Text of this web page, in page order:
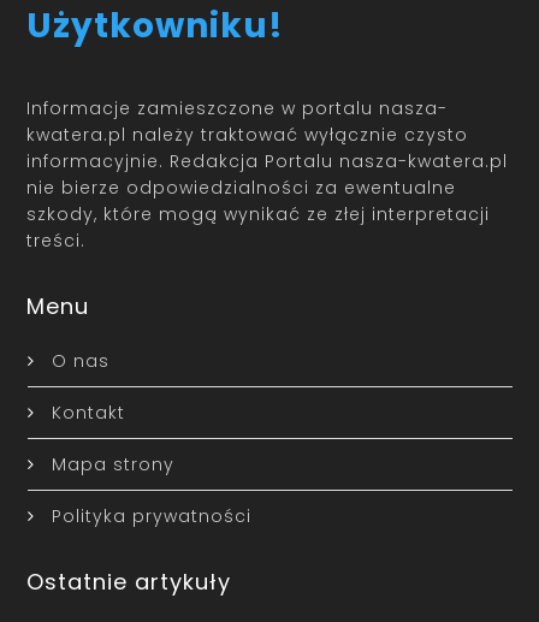
Użytkowniku!
Informacje zamieszczone w portalu nasza-
kwatera.pl należy traktować wyłącznie czysto
informacyjnie. Redakcja Portalu nasza-kwatera.pl
nie bierze odpowiedzialności za ewentualne
szkody, które mogą wynikać ze złej interpretacji
treści.
Menu
O nas
Kontakt
Mapa strony
Polityka prywatności
Ostatnie artykuły